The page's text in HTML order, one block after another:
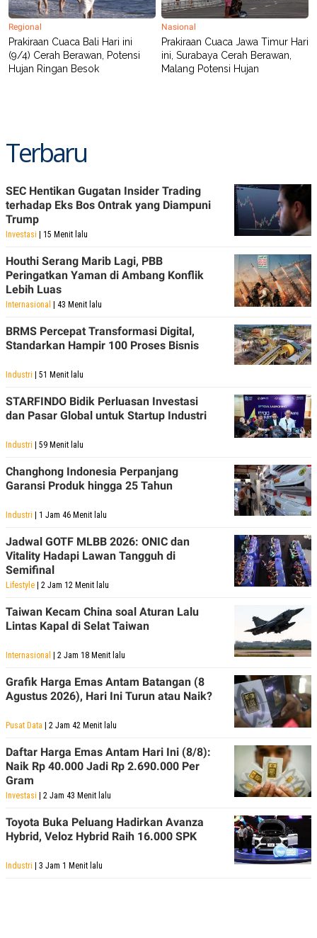
Regional
Prakiraan Cuaca Bali Hari ini
(9/4) Cerah Berawan, Potensi
Hujan Ringan Besok
Nasional
Prakiraan Cuaca Jawa Timur Hari
ini, Surabaya Cerah Berawan,
Malang Potensi Hujan
Terbaru
SEC Hentikan Gugatan Insider Trading
terhadap Eks Bos Ontrak yang Diampuni
Trump
Investasi | 15 Menit lalu
Houthi Serang Marib Lagi, PBB
Peringatkan Yaman di Ambang Konflik
Lebih Luas
Internasional | 43 Menit lalu
BRMS Percepat Transformasi Digital,
Standarkan Hampir 100 Proses Bisnis
Industri | 51 Menit lalu
STARFINDO Bidik Perluasan Investasi
dan Pasar Global untuk Startup Industri
Industri | 59 Menit lalu
Changhong Indonesia Perpanjang
Garansi Produk hingga 25 Tahun
Industri | 1 Jam 46 Menit lalu
Jadwal GOTF MLBB 2026: ONIC dan
Vitality Hadapi Lawan Tangguh di
Semifinal
Lifestyle | 2 Jam 12 Menit lalu
Taiwan Kecam China soal Aturan Lalu
Lintas Kapal di Selat Taiwan
Internasional | 2 Jam 18 Menit lalu
Grafik Harga Emas Antam Batangan (8
Agustus 2026), Hari Ini Turun atau Naik?
Pusat Data | 2 Jam 42 Menit lalu
Daftar Harga Emas Antam Hari Ini (8/8):
Naik Rp 40.000 Jadi Rp 2.690.000 Per
Gram
Investasi | 2 Jam 43 Menit lalu
Toyota Buka Peluang Hadirkan Avanza
Hybrid, Veloz Hybrid Raih 16.000 SPK
Industri | 3 Jam 1 Menit lalu